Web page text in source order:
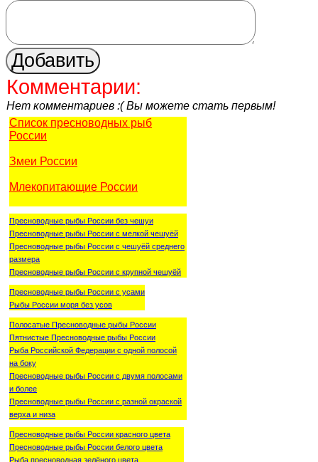
Комментарии:
Нет комментариев :( Вы можете стать первым!
Список пресноводных рыб
России
Змеи России
Млекопитающие России
Пресноводные рыбы России без чешуи
Пресноводные рыбы России с мелкой чешуёй
Пресноводные рыбы России с чешуёй среднего
размера
Пресноводные рыбы России с крупной чешуёй
Пресноводные рыбы России с усами
Рыбы России моря без усов
Полосатые Пресноводные рыбы России
Пятнистые Пресноводные рыбы России
Рыба Российской Федерации с одной полосой
на боку
Пресноводные рыбы России с двумя полосами
и более
Пресноводные рыбы России с разной окраской
верха и низа
Пресноводные рыбы России красного цвета
Пресноводные рыбы России белого цвета
Рыба пресноводная зелёного цвета